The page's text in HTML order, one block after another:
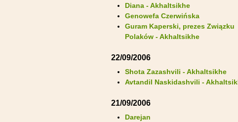
Diana - Akhaltsikhe
Genowefa Czerwińska
Guram Kaperski, prezes Związku
Polaków - Akhaltsikhe
22/09/2006
Shota Zazashvili - Akhaltsikhe
Avtandil Naskidashvili -
21/09/2006
Darejan